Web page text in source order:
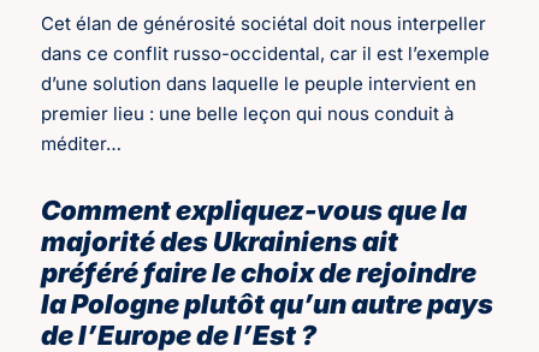
Cet élan de générosité sociétal doit nous interpeller
dans ce conflit russo-occidental, car il est l’exemple
d’une solution dans laquelle le peuple intervient en
premier lieu : une belle leçon qui nous conduit à
méditer…
Comment expliquez-vous que la
majorité des Ukrainiens ait
préféré faire le choix de rejoindre
la Pologne plutôt qu’un autre pays
de l’Europe de l’Est ?